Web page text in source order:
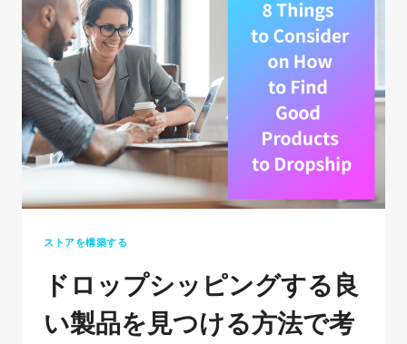
に
ド
ロ
ッ
プ
シ
ピ
ン
動
画
広
ストアを構築する
ドロップシッピングする良
い製品を見つける方法で考